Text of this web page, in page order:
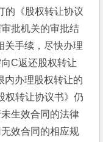
的《股权转让协议
批机关的审批结
关手续，尽快办理
C返还股权转让
内办理股权转让的
权转让协议书》仍
生效合同的法律
效合同的相应规